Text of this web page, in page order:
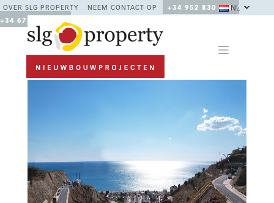
OVER SLG PROPERTY NEEM CONTACT OP
+34 952 830 378 /
+34 677 670 480
NL